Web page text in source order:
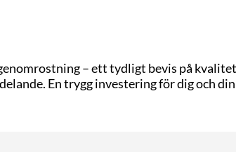
– ett tydligt bevis på
En trygg investering för dig och